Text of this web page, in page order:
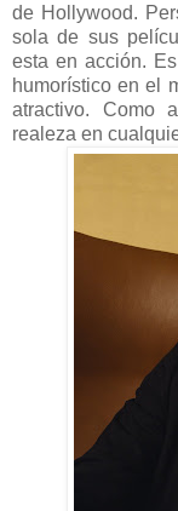
de Hollywood.
sola de sus
esta en acción.
humorístico en el
atractivo. Como
realeza en